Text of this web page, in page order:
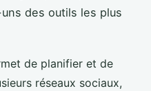
des outils les plus
de planifier et de
réseaux sociaux,